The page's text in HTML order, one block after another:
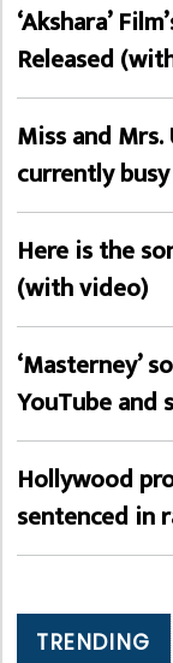
‘Akshara’
Released
Miss and
currently
Here is the
(with video)
‘Masterney’
YouTube and
Hollywood
sentenced in
TRENDING